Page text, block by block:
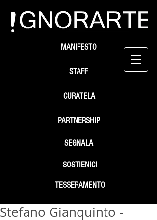
STAFF
SEGNALA
SOSTIENICI
MANIFESTO
PARTNERSHIP
TESSERAMENTO
CURATELA
Stefano Gianquinto -